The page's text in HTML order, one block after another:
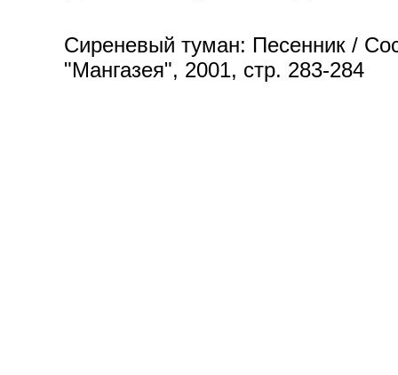
Сиреневый туман: Песенник /
"Мангазея", 2001, стр. 283-284